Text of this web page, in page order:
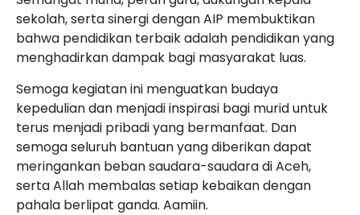
sekolah, serta sinergi dengan AIP membuktikan
bahwa pendidikan terbaik adalah pendidikan yang
menghadirkan dampak bagi masyarakat luas.
Semoga kegiatan ini menguatkan budaya
kepedulian dan menjadi inspirasi bagi murid untuk
terus menjadi pribadi yang bermanfaat. Dan
semoga seluruh bantuan yang diberikan dapat
meringankan beban saudara-saudara di Aceh,
serta Allah membalas setiap kebaikan dengan
pahala berlipat ganda. Aamiin.